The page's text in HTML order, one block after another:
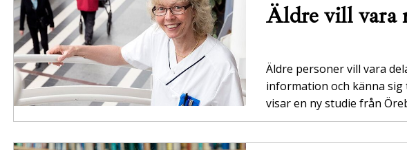
Äldre vill vara
Äldre personer vill vara
information och känna
visar en ny studie från